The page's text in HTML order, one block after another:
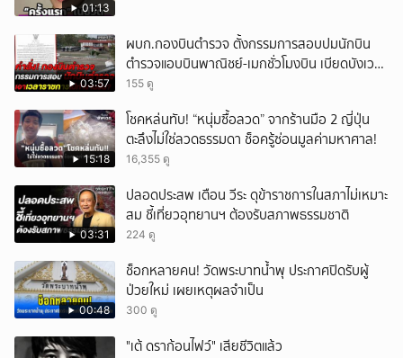
01:13
03:57
ผบก.กองบินตำรวจ ตั้งกรรมการสอบปมนักบิน
ตำรวจแอบบินพาณิชย์-เมกชั่วโมงบิน เบียดบังเวลา
ทำหน้าที่
155 ดู
15:18
โชคหล่นทับ! “หนุ่มซื้อลวด” จากร้านมือ 2 ญี่ปุ่น
ตะลึงไม่ใช่ลวดธรรมดา ช็อครู้ซ่อนมูลค่ามหาศาล!
16,355 ดู
03:31
ปลอดประสพ เตือน วีระ ดุข้าราชการในสภาไม่เหมาะ
สม ชี้เที่ยวอุทยานฯ ต้องรับสภาพธรรมชาติ
224 ดู
00:48
ช็อกหลายคน! วัดพระบาทน้ำพุ ประกาศปิดรับผู้
ป่วยใหม่ เผยเหตุผลจำเป็น
300 ดู
"เต้ ดราก้อนไฟว์" เสียชีวิตแล้ว